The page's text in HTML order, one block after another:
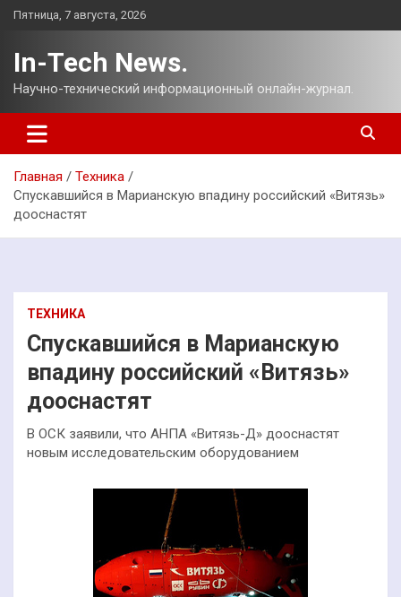
Перейти
Пятница, 7 августа, 2026
In-Tech News.
Научно-технический информационный онлайн-журнал.
Главная
Техника
Спускавшийся в Марианскую впадину российский «Витязь»
дооснастят
ТЕХНИКА
Спускавшийся в Марианскую
впадину российский «Витязь»
дооснастят
В ОСК заявили, что АНПА «Витязь-Д» дооснастят
новым исследовательским оборудованием